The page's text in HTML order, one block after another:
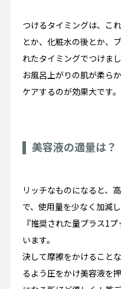
つけるタイミングは、こ
とか、化粧水の後とか、
れたタイミングでつけまし
お風呂上がりの肌が柔ら
ケアするのが効果大です。
美容液の適量は？
リッチなものになると、
で、使用量を少なく加減
『推奨された量プラス1プ
います。
決して摩擦をかけること
るよう圧をかけ美容液を